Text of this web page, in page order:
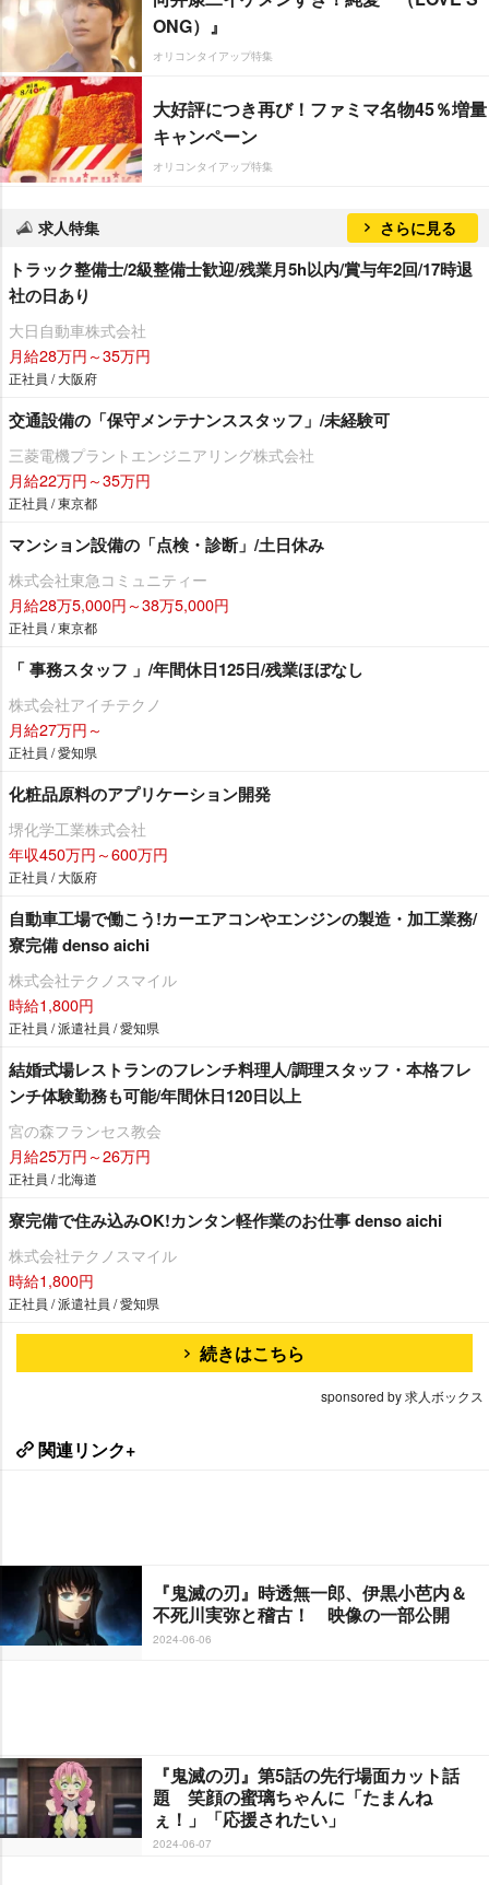
ONG）』
オリコンタイアップ特集
大好評につき再び！ファミマ名物45％増量
キャンペーン
オリコンタイアップ特集
求人特集 さらに見る
トラック整備士/2級整備士歓迎/残業月5h以内/賞与年2回/17時退
社の日あり
大日自動車株式会社
月給28万円～35万円
正社員 / 大阪府
交通設備の「保守メンテナンススタッフ」/未経験可
三菱電機プラントエンジニアリング株式会社
月給22万円～35万円
正社員 / 東京都
マンション設備の「点検・診断」/土日休み
株式会社東急コミュニティー
月給28万5,000円～38万5,000円
正社員 / 東京都
「 事務スタッフ 」/年間休日125日/残業ほぼなし
株式会社アイチテクノ
月給27万円～
正社員 / 愛知県
化粧品原料のアプリケーション開発
堺化学工業株式会社
年収450万円～600万円
正社員 / 大阪府
自動車工場で働こう!カーエアコンやエンジンの製造・加工業務/
寮完備 denso aichi
株式会社テクノスマイル
時給1,800円
正社員 / 派遣社員 / 愛知県
結婚式場レストランのフレンチ料理人/調理スタッフ・本格フレ
ンチ体験勤務も可能/年間休日120日以上
宮の森フランセス教会
月給25万円～26万円
正社員 / 北海道
寮完備で住み込みOK!カンタン軽作業のお仕事 denso aichi
株式会社テクノスマイル
時給1,800円
正社員 / 派遣社員 / 愛知県
続きはこちら
sponsored by 求人ボックス
関連リンク+
『鬼滅の刃』時透無一郎、伊黒小芭内＆
不死川実弥と稽古！ 映像の一部公開
2024-06-06
『鬼滅の刃』第5話の先行場面カット話
題 笑顔の蜜璃ちゃんに「たまんね
ぇ！」「応援されたい」
2024-06-07